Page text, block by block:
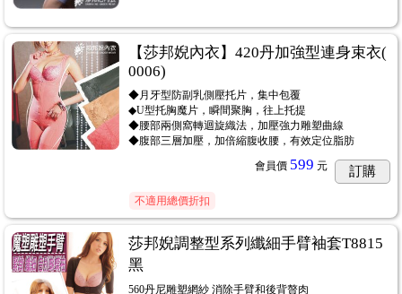
【莎邦婗內衣】420丹加強型連身束衣(
0006)
◆月牙型防副乳側壓托片，集中包覆
◆U型托胸魔片，瞬間聚胸，往上托提
◆腰部兩側窩轉迴旋織法，加壓強力雕塑曲線
◆腹部三層加壓，加倍縮腹收腰，有效定位脂肪
會員價 599 元 訂購
不適用總價折扣
莎邦婗調整型系列纖細手臂袖套T8815
黑
560丹尼雕塑網紗 消除手臂和後背贅肉